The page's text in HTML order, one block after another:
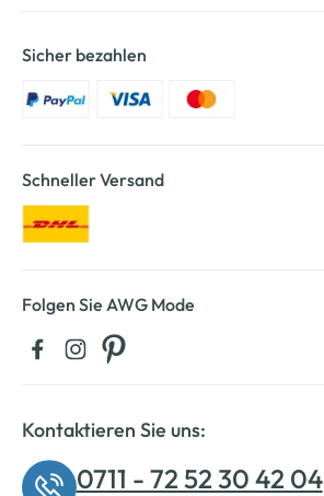
Sicher bezahlen
Schneller Versand
Folgen Sie AWG Mode
Kontaktieren Sie uns:
0711 - 72 52 30 42 04